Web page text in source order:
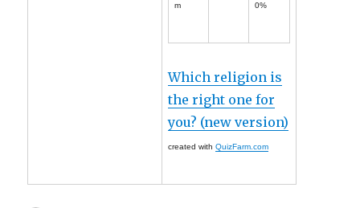
m 0%
Which religion is
the right one for
you? (new version)
created withQuizFarm.com